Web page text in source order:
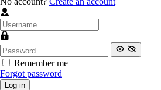
Remember me
Forgot password
Log in